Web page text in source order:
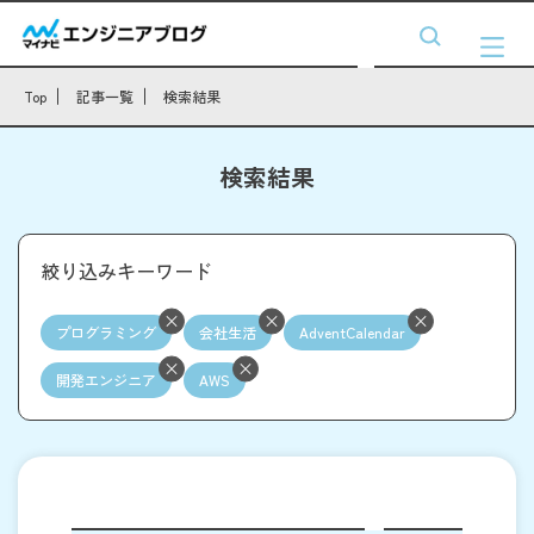
Top 記事一覧 検索結果
検索結果
絞り込みキーワード
プログラミング 会社生活 AdventCalendar
開発エンジニア AWS